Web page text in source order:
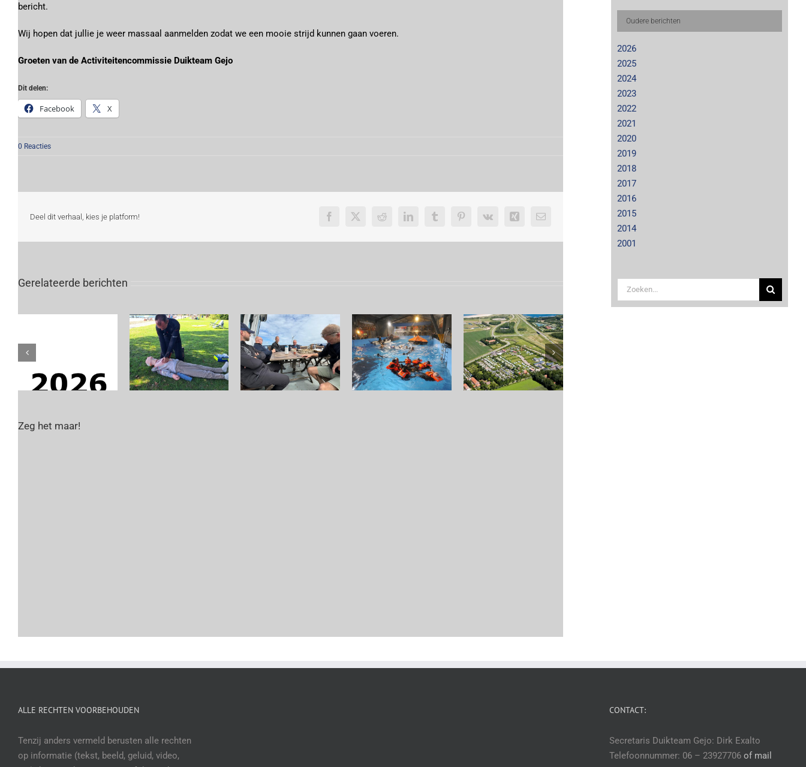
bericht.
Wij hopen dat jullie je weer massaal aanmelden zodat we een mooie strijd kunnen gaan voeren.
Groeten van de Activiteitencommissie Duikteam Gejo
Dit delen:
Facebook X
0 Reacties
Deel dit verhaal, kies je platform! Facebook
X RedditLinkedInTumblrPinterest
Vk Xing
E-
Gerelateerde berichten
Duikteam GeJo op de
bodem van de
Noordzee
Get Wet Maritiem
Indoortraining
Zeelandweekend 21-
23 juni
Zeg het maar!
Oudere berichten
2026
2025
2024
2023
2022
2021
2020
2019
2018
2017
2016
2015
2014
2001
Zoeken
naar:
ALLE RECHTEN VOORBEHOUDEN
Tenzij anders vermeld berusten alle rechten
op informatie (tekst, beeld, geluid, video,
CONTACT:
Secretaris Duikteam Gejo: Dirk Exalto
Telefoonnummer: 06 – 23927706 of mail